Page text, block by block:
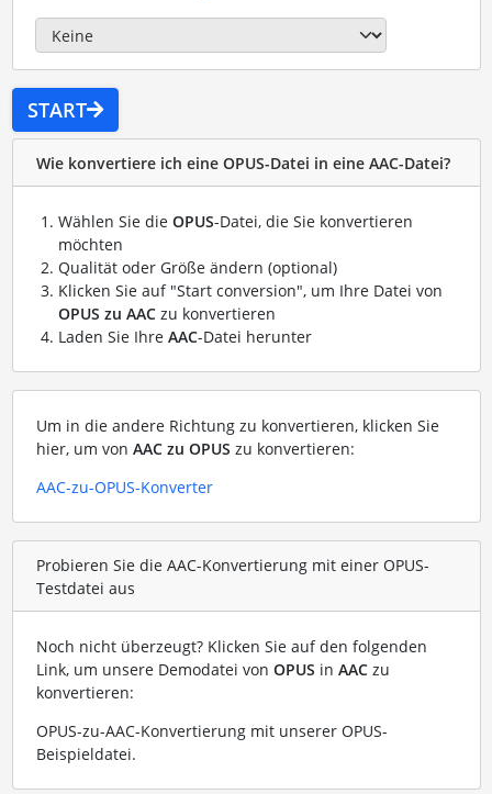
START
Wie konvertiere ich eine OPUS-Datei in eine AAC-Datei?
Wählen Sie die OPUS-Datei, die Sie konvertieren
möchten
Qualität oder Größe ändern (optional)
Klicken Sie auf "Start conversion", um Ihre Datei von
OPUS zu AACzu konvertieren
Laden Sie Ihre AAC-Datei herunter
Um in die andere Richtung zu konvertieren, klicken Sie
hier, um von AAC zu OPUS zu konvertieren:
AAC-zu-OPUS-Konverter
Probieren Sie die AAC-Konvertierung mit einer OPUS-
Testdatei aus
Noch nicht überzeugt? Klicken Sie auf den folgenden
Link, um unsere Demodatei von OPUS in AACzu
konvertieren:
OPUS-zu-AAC-Konvertierung mit unserer OPUS-
Beispieldatei.